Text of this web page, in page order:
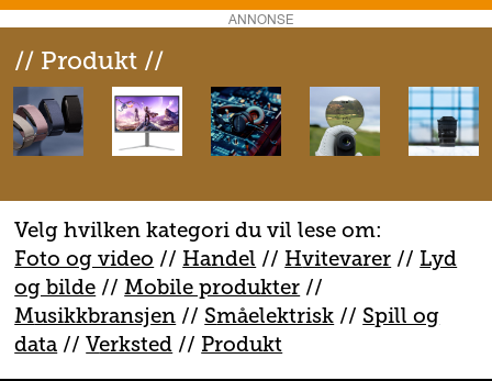
ANNONSE
// Produkt //
Velg hvilken kategori du vil lese om:
Foto og video // Handel // Hvitevarer // Lyd
og bilde //Mobile produkter //
Musikkbransjen // Småelektrisk // Spill og
data //Verksted // Produkt